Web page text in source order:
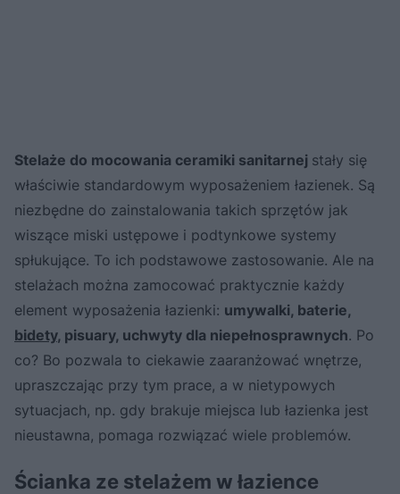
Stelaże do mocowania ceramiki sanitarnej stały się
właściwie standardowym wyposażeniem łazienek. Są
niezbędne do zainstalowania takich sprzętów jak
wiszące miski ustępowe i podtynkowe systemy
spłukujące. To ich podstawowe zastosowanie. Ale na
stelażach można zamocować praktycznie każdy
element wyposażenia łazienki: umywalki, baterie,
bidety, pisuary, uchwyty dla niepełnosprawnych. Po
co? Bo pozwala to ciekawie zaaranżować wnętrze,
upraszczając przy tym prace, a w nietypowych
sytuacjach, np. gdy brakuje miejsca lub łazienka jest
nieustawna, pomaga rozwiązać wiele problemów.
Ścianka ze stelażem w łazience